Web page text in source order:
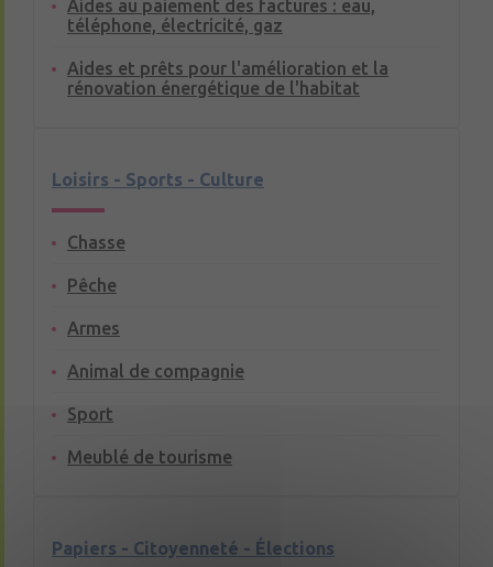
Aides au paiement des factures : eau,
téléphone, électricité, gaz
Aides et prêts pour l'amélioration et la
rénovation énergétique de l'habitat
Loisirs - Sports - Culture
Chasse
Pêche
Armes
Animal de compagnie
Sport
Meublé de tourisme
Papiers - Citoyenneté - Élections